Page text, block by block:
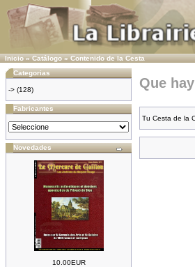
Inicio»Catálogo»Contenido de la Cesta
Categorias
-> (128)
Fabricantes
Novedades
10.00EUR
Que
Tu Cesta de la